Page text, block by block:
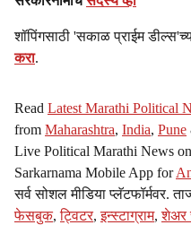
शॉपिंगसाठी 'सकाळ प्राईम
करा.
Read Latest Marathi Political
from Maharashtra, India, Pune
Live Political Marathi News
Sarkarnama Mobile App for
सर्व सोशल मीडिया प्लॅटफॉर्मवर.
फेसबुक,ट्विटर,इन्स्टाग्राम,शेअर